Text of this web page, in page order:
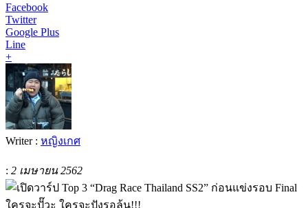
Facebook
Twitter
Google Plus
Line
+
Writer : หญิงเกศ
: 2 เมษายน 2562